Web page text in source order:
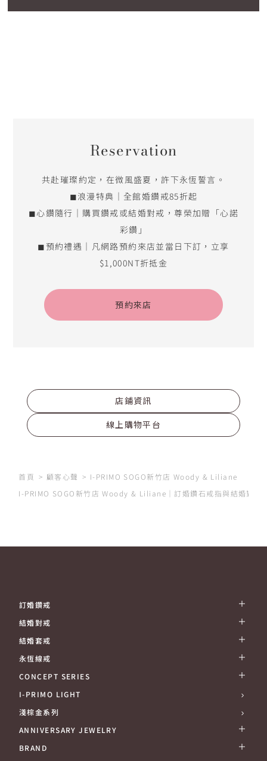
Reservation
共赴璀璨約定，在微風盛夏，許下永恆誓言。
◼浪漫特典｜全館婚鑽戒85折起
◼心鑽隨行｜購買鑽戒或結婚對戒，尊榮加贈「心諾
彩鑽」
◼預約禮遇｜凡網路預約來店並當日下訂，立享
$1,000NT折抵金
預約來店
店鋪資訊
線上購物平台
首頁 顧客心聲
I-PRIMO SOGO新竹店 Woody & Liliane
I-PRIMO SOGO新竹店 Woody & Liliane｜訂婚鑽石戒指與結婚對戒
訂婚鑽戒
結婚對戒
結婚套戒
永恆線戒
CONCEPT SERIES
I-PRIMO LIGHT
淺棕金系列
ANNIVERSARY JEWELRY
BRAND